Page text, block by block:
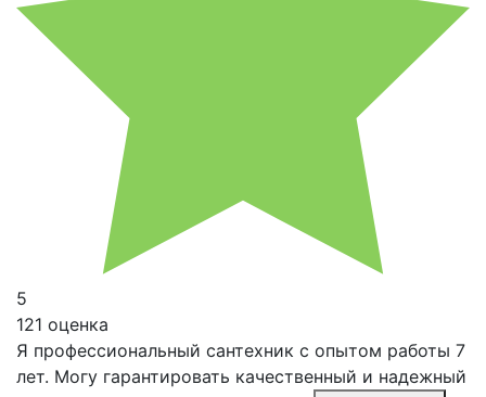
5
121 оценка
Я профессиональный сантехник с опытом работы 7
лет. Могу гарантировать качественный и надежный